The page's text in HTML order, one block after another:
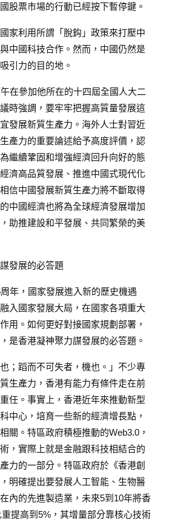
股票市場的行動已經按下暫停鍵。
家利用所謂「脫鈎」政策來打壓中
中國科技合作。然而，中國仍然是
引力的目的地。
在參加他所在的十四屆全國人大二
時強調，要牢牢把握高質量發展這
發展新質生產力。海外人士對習近
產力的重要論述給予高度評價，認
繼續鞏固和增強經濟回升向好的態
濟高品質發展、推進中國式現代化
信中國發展新質生產力將不斷取得
中國經濟也將為全球經濟發展增加
助推建設和平發展、共同繁榮的美
發展的必答題
年，國家發展進入新的歷史機遇
入國家發展大局，在國家各項重大
用。如何更好對接國家規劃部署，
是香港凝神聚力謀發展的必答題。
也；蹈而不可失者，機也。」不少專
生產力，香港有能力有條件走在前
任。事實上，香港近年來推動新型
中心，培育一些新的經濟增長點，
關。特區政府積極推動的Web3.0，
，實際上就是金融跟科技相結合的
力的一部分。特區政府於《香港創
明確提出要發展人工智能、生物醫
內的先進製造業，未來5到10年將香
提高到5%，其增量部分靠核心技術